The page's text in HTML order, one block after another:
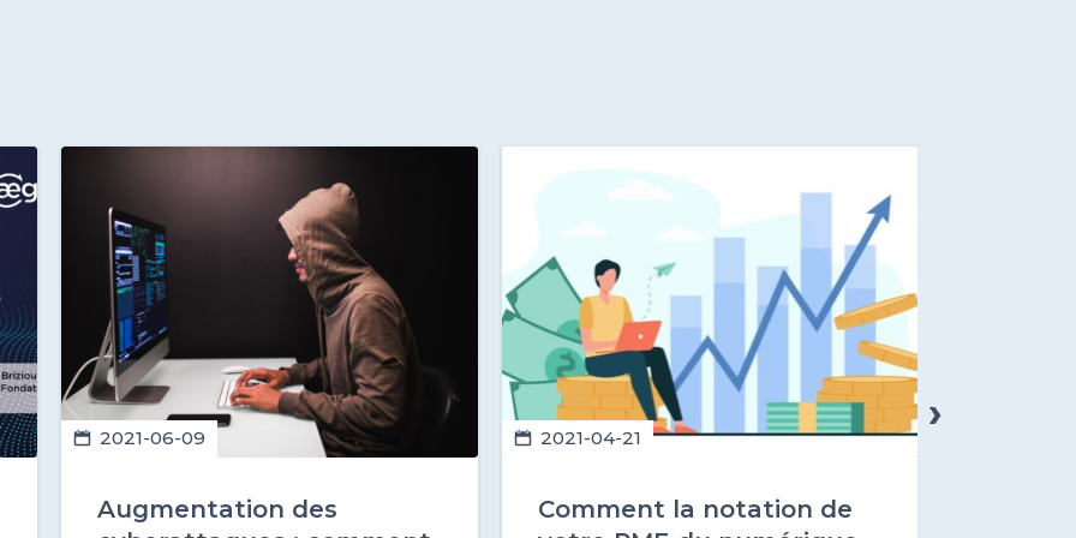
2021-06-09
Augmentation des
2021-04-21
Comment la notation de
›